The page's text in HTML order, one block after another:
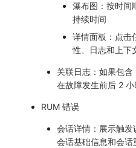
瀑布图：按时间
持续时间
详情面板：点击
性、日志和上下
关联日志：如果包含
在故障发生前后 2
RUM 错误
会话详情：展示触
会话基础信息和会